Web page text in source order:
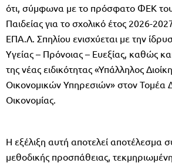
ότι, σύμφωνα με το πρόσφατο ΦΕΚ
Παιδείας για το σχολικό έτος 2026-
ΕΠΑ.Λ. Σπηλίου ενισχύεται με την
Υγείας – Πρόνοιας – Ευεξίας, καθώς
της νέας ειδικότητας «Υπάλληλος
Οικονομικών Υπηρεσιών» στον Τομέα
Οικονομίας.
Η εξέλιξη αυτή αποτελεί αποτέλεσμα
μεθοδικής προσπάθειας,